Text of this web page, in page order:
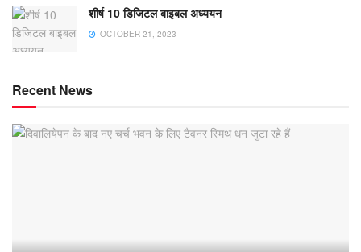
शीर्ष 10 डिजिटल बाइबल अध्ययन
OCTOBER 21, 2023
Recent News